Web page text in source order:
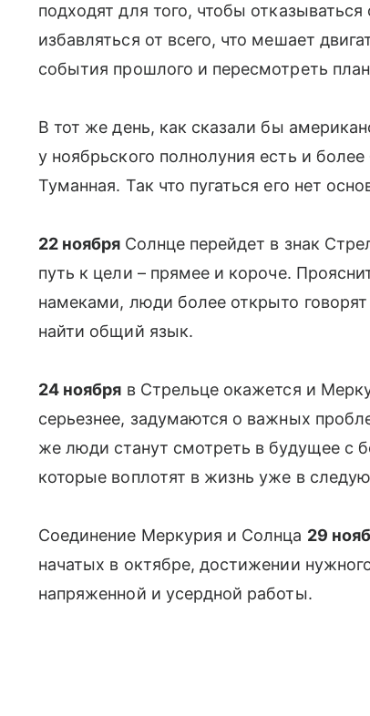
подходят для того, чтобы
избавляться от всего, что мешает
события прошлого и пересмотреть
В тот же день, как сказали бы
у ноябрьского полнолуния есть и
Туманная. Так что пугаться его нет
22 ноября Солнце перейдет в знак
путь к цели – прямее и короче.
намеками, люди более открыто
найти общий язык.
24 ноября в Стрельце окажется и
серьезнее, задумаются о важных
же люди станут смотреть в будущее с
которые воплотят в жизнь уже в
Соединение Меркурия и Солнца 29
начатых в октябре, достижении
напряженной и усердной работы.